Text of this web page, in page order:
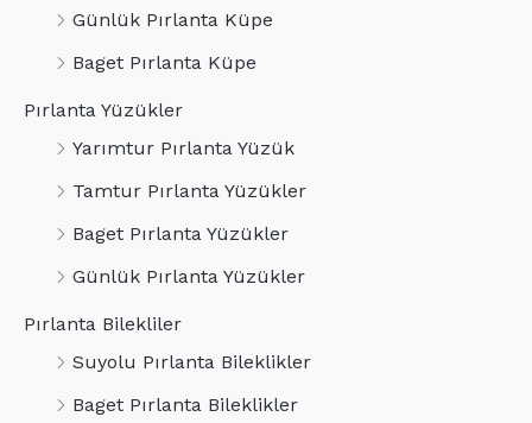
Günlük Pırlanta Küpe
Baget Pırlanta Küpe
Pırlanta Yüzükler
Yarımtur Pırlanta Yüzük
Tamtur Pırlanta Yüzükler
Baget Pırlanta Yüzükler
Günlük Pırlanta Yüzükler
Pırlanta Bilekliler
Suyolu Pırlanta Bileklikler
Baget Pırlanta Bileklikler